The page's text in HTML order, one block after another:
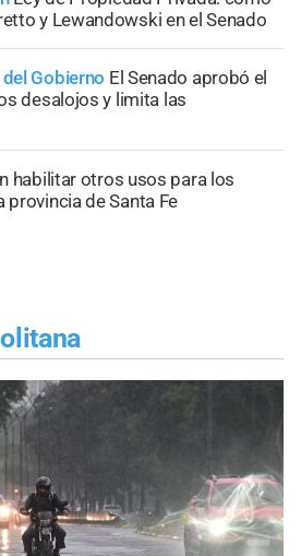
y Lewandowski en el Senado
Gobierno El Senado aprobó el
desalojos y limita las
habilitar otros usos para los
de Santa Fe